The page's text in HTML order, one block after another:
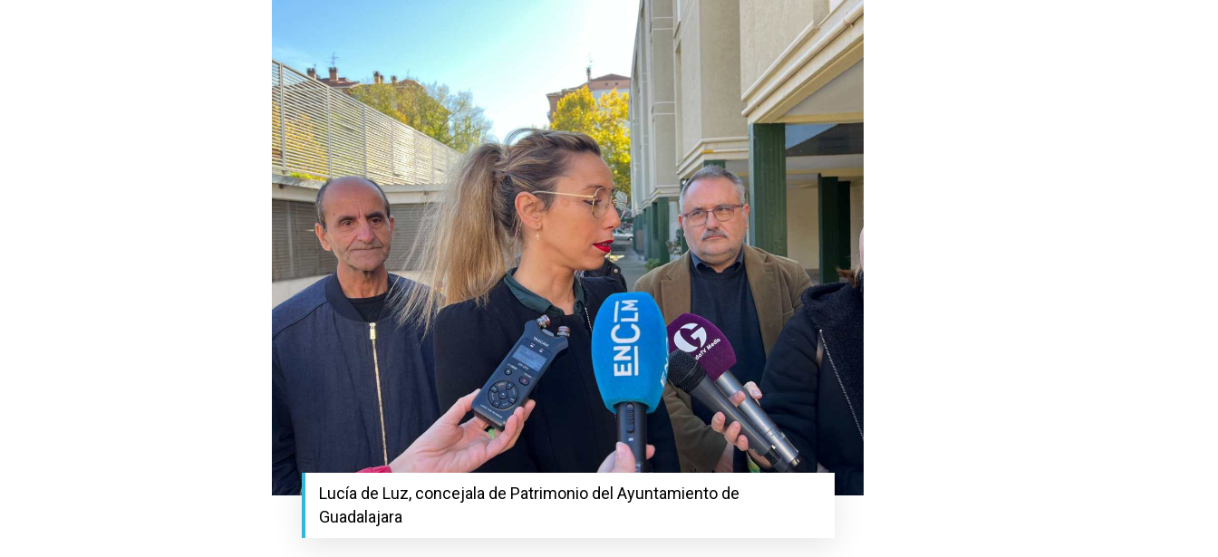
Lucía de Luz, concejala de Patrimonio del Ayuntamiento de
Guadalajara